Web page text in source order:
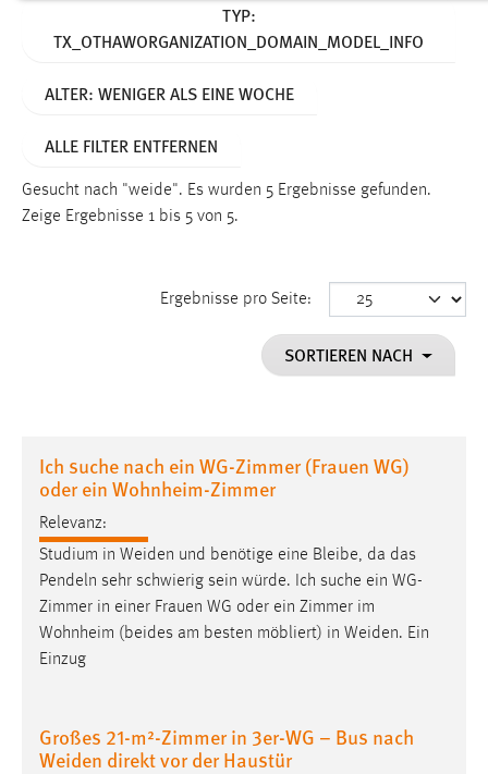
TYP:
TX_OTHAWORGANIZATION_DOMAIN_MODEL_INFO
ALTER: WENIGER ALS EINE WOCHE
ALLE FILTER ENTFERNEN
Gesucht nach "weide". Es wurden 5 Ergebnisse gefunden.
Zeige Ergebnisse 1 bis 5 von 5.
Ergebnisse pro Seite:
SORTIEREN NACH
Ich suche nach ein WG-Zimmer (Frauen WG)
oder ein Wohnheim-Zimmer
Relevanz:
Studium in Weiden und benötige eine Bleibe, da das
Pendeln sehr schwierig sein würde. Ich suche ein WG-
Zimmer in einer Frauen WG oder ein Zimmer im
Wohnheim (beides am besten möbliert) in Weiden. Ein
Einzug
Großes 21-m²-Zimmer in 3er-WG – Bus nach
Weiden direkt vor der Haustür
Notwendige Cookies ermöglichen grundlegende
Funktionen und sind für die einwandfreie Funktion der
cookie_consent
Zweck:
Cookie Laufzeit:
staticfilecache
Für performante Seitenauslieferung wird in diesem Cookie
gespeichert, ob man eingeloggt ist.
Sprachpräferenz
Name:
Zweck:
Das Cookie speichert die gewählte Sprache der Website.